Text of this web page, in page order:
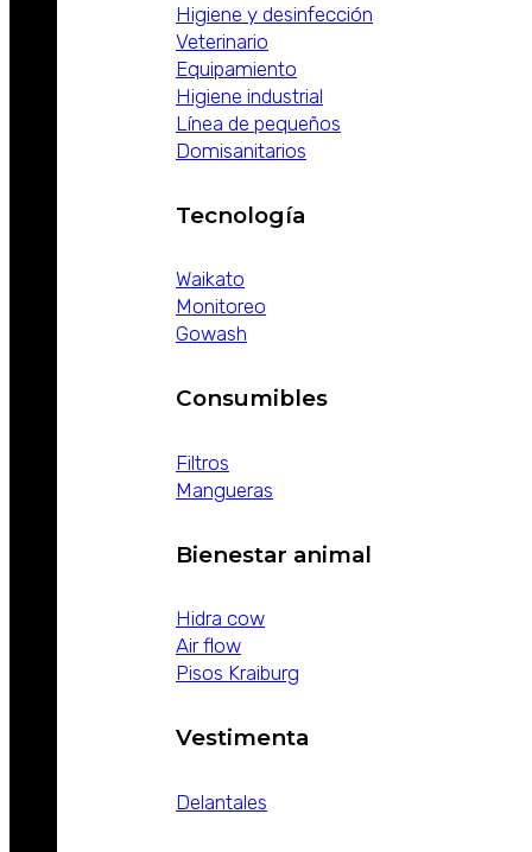
Higiene y desinfección
Veterinario
Equipamiento
Higiene industrial
Línea de pequeños
Domisanitarios
Tecnología
Waikato
Monitoreo
Gowash
Consumibles
Filtros
Mangueras
Bienestar animal
Hidra cow
Air flow
Pisos Kraiburg
Vestimenta
Delantales